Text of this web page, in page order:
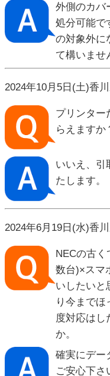
外側のカバ
処分可能で
の対象外に
て構いませ
2024年10月5日(土)香
プリンター
らえますか
いいえ、引
たします。
2024年6月19日(水)香
NECの古
数台)×スマ
いしたいと
り今までほ
度対応はし
か。
確実にデー
ご安心下さ